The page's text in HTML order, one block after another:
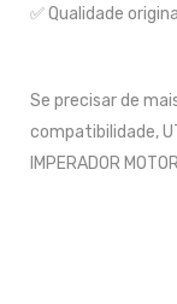
✅ Qualidade
Se precisar de
compatibilidade,
IMPERADOR